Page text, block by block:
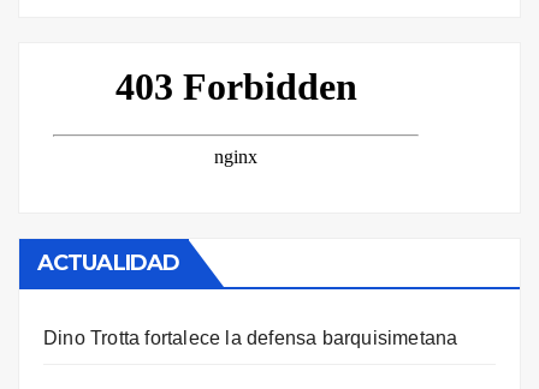
ACTUALIDAD
Dino Trotta fortalece la defensa barquisimetana